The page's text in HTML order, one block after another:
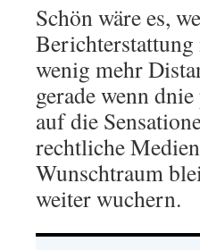
Schön wäre es,
wenig mehr
gerade wenn
auf die
rechtliche
Wunschtraum
weiter wuchern.